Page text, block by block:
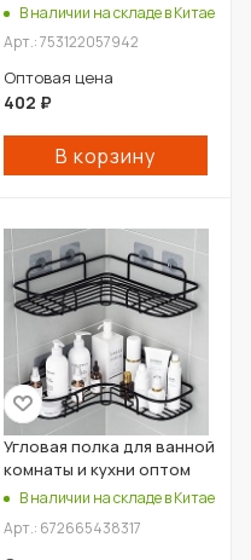
В наличии на складе в Китае
Арт.: 753122057942
Оптовая цена
402 ₽
В корзину
Угловая полка для ванной
комнаты и кухни оптом
В наличии на складе в Китае
Арт.: 672665438317